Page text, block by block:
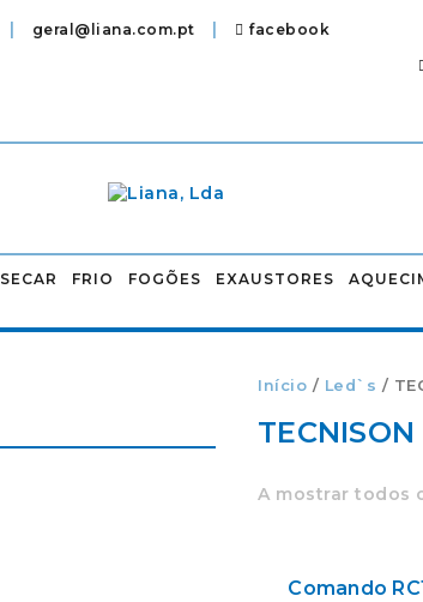
| geral@liana.com.pt | facebook
SECAR FRIO FOGÕES EXAUSTORES
Início / Led`s /
TECNISON
A mostrar todos
Comando